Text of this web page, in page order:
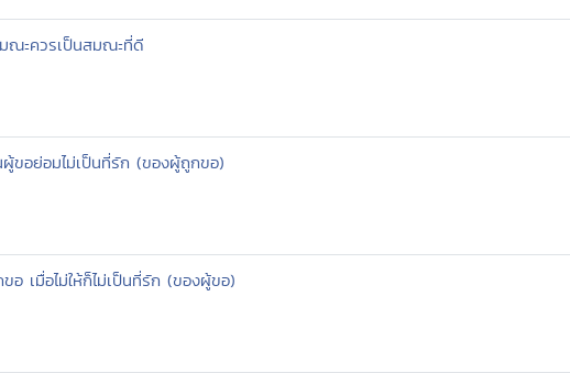
ะควรเป็นสมณะที่ดี
ขอย่อมไม่เป็นที่รัก (ของผู้ถูกขอ)
เมื่อไม่ให้ก็ไม่เป็นที่รัก (ของผู้ขอ)